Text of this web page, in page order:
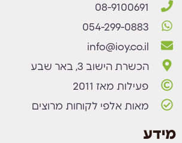
08-9100691
054-299-0883
info@ioy.co.il
הכשרת הישוב 3, באר שבע
פעילות מאז 2011
מאות אלפי לקוחות מרוצים
מידע